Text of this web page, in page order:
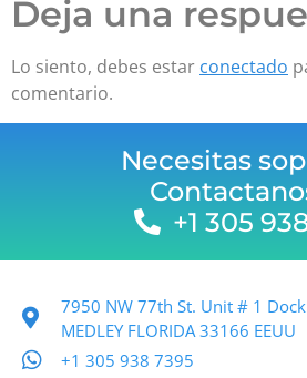
Deja una
Lo siento, debes estar conectado
comentario.
Necesitas
+1 305
7950 NW 77th St. Unit # 1 Dock
MEDLEY FLORIDA 33166 EEUU
+1 305 938 7395